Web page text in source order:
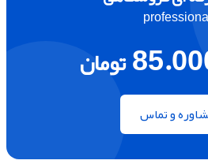
تومان
و تماس